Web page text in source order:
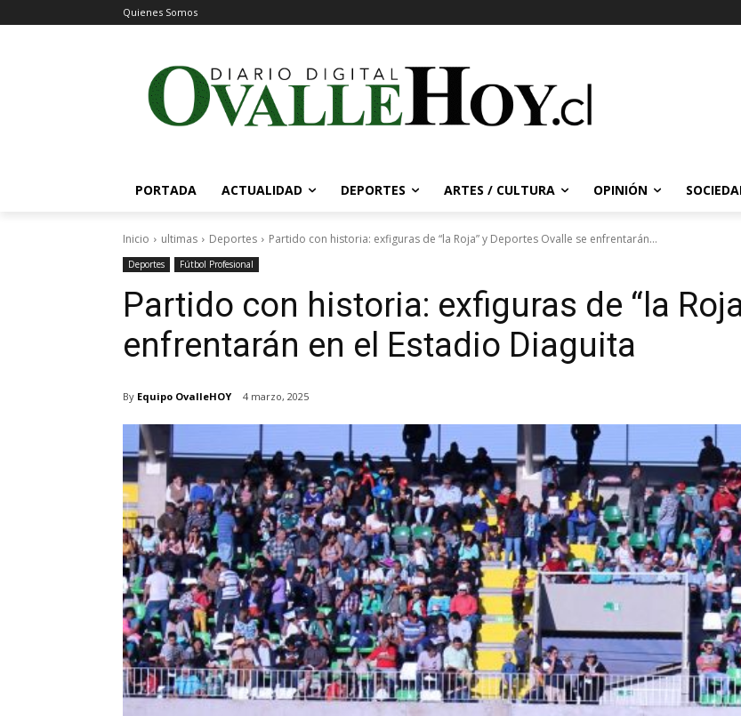
Quienes Somos
PORTADA ACTUALIDAD DEPORTES ARTES / CULTURA OPINIÓN
Inicio ultimas Deportes Partido con historia: exfiguras de “la Roja” y Deportes Ovalle se enfrentarán...
Deportes Fútbol Profesional
Partido con historia: exfiguras de “la
enfrentarán en el Estadio Diaguita
By Equipo OvalleHOY 4 marzo, 2025